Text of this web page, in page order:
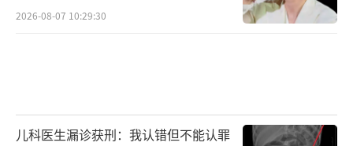
2026-08-07 10:29:30
儿科医生漏诊获刑：我认错但不能认罪